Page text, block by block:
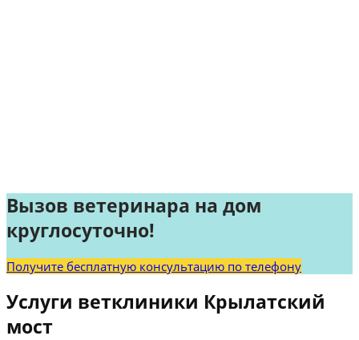
Вызов ветеринара на дом
круглосуточно!
Получите бесплатную консультацию по телефону
Услуги ветклиники Крылатский
мост